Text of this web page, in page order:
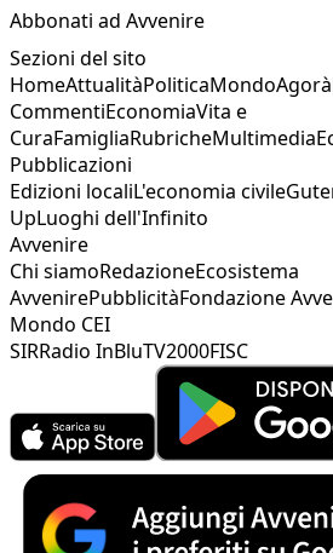
Abbonati ad Avvenire
Sezioni del sito
HomeAttualitàPoliticaMondoAgorà
CommentiEconomiaVita e
CuraFamigliaRubricheMultimedia
Pubblicazioni
Edizioni localiL'economia civile
UpLuoghi dell'Infinito
Avvenire
Chi siamoRedazioneEcosistema
AvvenirePubblicitàFondazione
Mondo CEI
SIRRadio InBluTV2000FISC